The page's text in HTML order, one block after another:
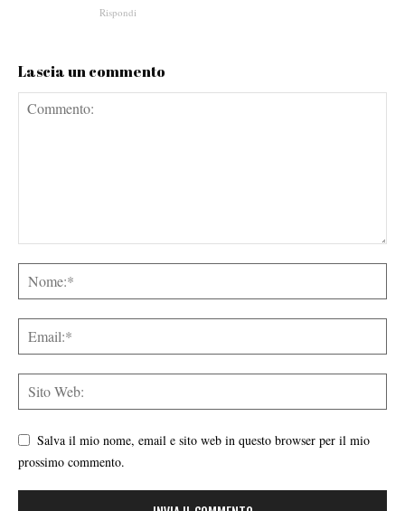
Rispondi
Lascia un commento
Salva il mio nome, email e sito web in questo browser per il mio
prossimo commento.